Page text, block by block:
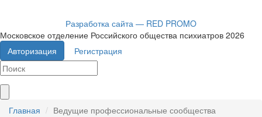
Разработка сайта — RED PROMO
Московское отделение Российского общества психиатров 2026
Авторизация
Регистрация
Главная Ведущие профессиональные сообщества